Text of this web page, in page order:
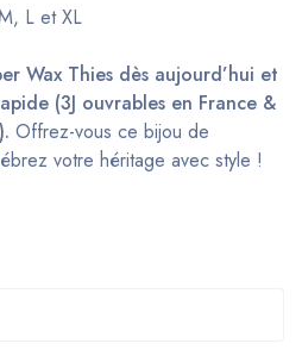
L et XL
Wax Thies dès aujourd’hui et
(3J ouvrables en France &
Offrez-vous ce bijou de
votre héritage avec style !